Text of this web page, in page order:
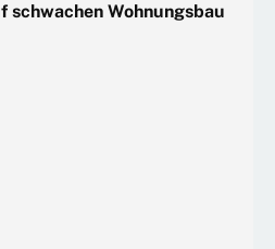
schwachen Wohnungsbau